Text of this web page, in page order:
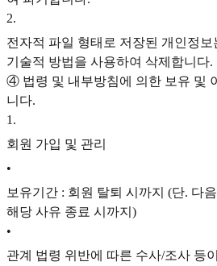
2.
전자적 파일 형태로 저장된 개인정
기술적 방법을 사용하여 삭제합니다.
④ 법령 및 내부방침에 의한 보유 및
니다.
1 .
회원 가입 및 관리
•
보유기간 : 회원 탈퇴 시까지 (단. 다
해당 사유 종료 시까지)
•
관계 법령 위반에 따른 수사/조사 등